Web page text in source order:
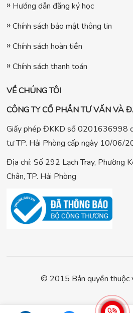
Hướng dẫn đăng ký học
Chính sách bảo mật thông tin
Chính sách hoàn tiền
Chính sách thanh toán
VỀ CHÚNG TÔI
CÔNG TY CỔ PHẦN TƯ VẤN VÀ
Giấy phép ĐKKD số 0201636998
tư TP. Hải Phòng cấp ngày 10/06/
Địa chỉ: Số 292 Lạch Tray, Phường
Chân, TP. Hải Phòng
© 2015 Bản quyền thuộc